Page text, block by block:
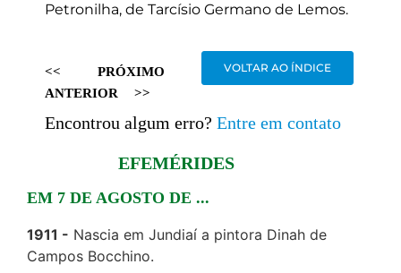
Petronilha, de Tarcísio Germano de Lemos.
<<
ANTERIOR
PRÓXIMO
>>
VOLTAR AO ÍNDICE
Encontrou algum erro? Entre em contato
EFEMÉRIDES
EM 7 DE AGOSTO DE ...
1911
Nascia em Jundiaí a pintora Dinah de
Campos Bocchino.